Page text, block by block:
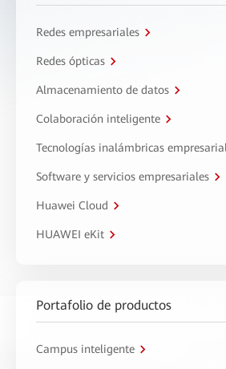
Redes empresariales
Redes ópticas
Almacenamiento de datos
Colaboración inteligente
Tecnologías inalámbricas
Software y servicios empresariales
Huawei Cloud
HUAWEI eKit
Portafolio de productos
Campus inteligente